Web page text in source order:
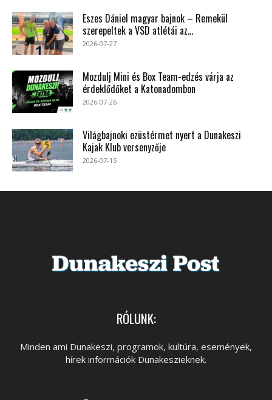
Eszes Dániel magyar bajnok – Remekül
szerepeltek a VSD atlétái az...
2026-07-27
Mozdulj Mini és Box Team-edzés várja az
érdeklődőket a Katonadombon
2026-07-26
Világbajnoki ezüstérmet nyert a Dunakeszi
Kajak Klub versenyzője
2026-07-15
RÓLUNK:
Minden ami Dunakeszi, programok, kultúra, események,
hírek információk Dunakeszieknek.